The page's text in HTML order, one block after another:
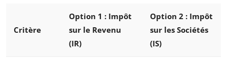
Critère
Option 1 : Impôt
sur le Revenu
(IR)
Option 2 : Impôt
sur les Sociétés
(IS)